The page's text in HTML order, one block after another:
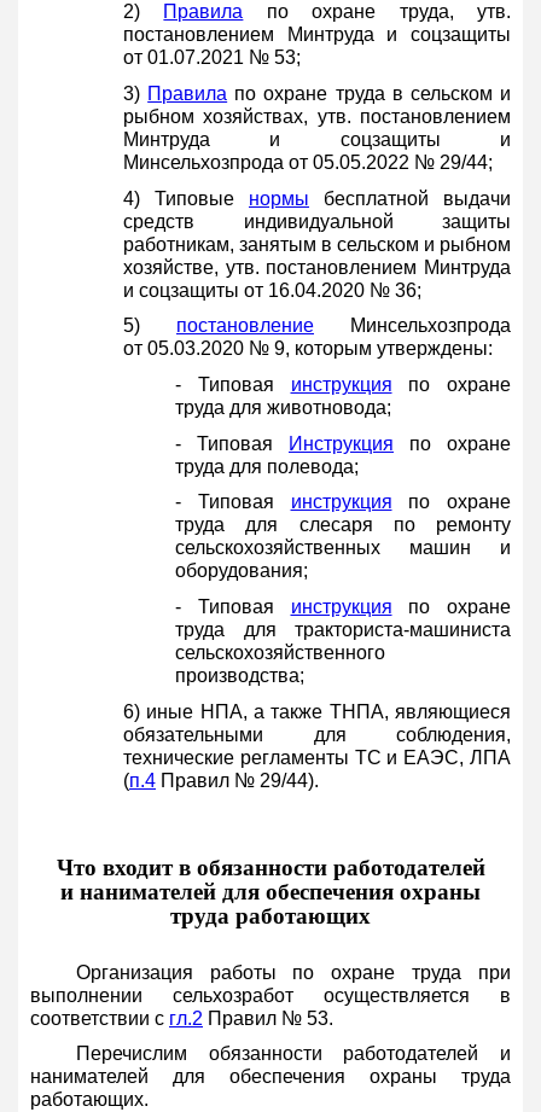
2) Правила по охране труда, утв.
постановлением Минтруда и соцзащиты
от 01.07.2021 № 53;
3) Правила по охране труда в сельском и
рыбном хозяйствах, утв. постановлением
Минтруда и соцзащиты и
Минсельхозпрода от 05.05.2022 № 29/44;
4) Типовые нормы бесплатной выдачи
средств индивидуальной защиты
работникам, занятым в сельском и рыбном
хозяйстве, утв. постановлением Минтруда
и соцзащиты от 16.04.2020 № 36;
5) постановление Минсельхозпрода
от 05.03.2020 № 9, которым утверждены:
- Типовая инструкция по охране
труда для животновода;
- Типовая
Инструкция по охране
труда для полевода;
- Типовая инструкция по охране
труда для слесаря по ремонту
сельскохозяйственных машин и
оборудования;
- Типовая инструкция по охране
труда для тракториста-машиниста
сельскохозяйственного
производства;
6) иные НПА, а также ТНПА, являющиеся
обязательными для соблюдения,
технические регламенты ТС и ЕАЭС, ЛПА
(п.4 Правил № 29/44).
Что входит в обязанности работодателей
и нанимателей для обеспечения охраны
труда работающих
Организация работы по охране труда при
выполнении сельхозработ осуществляется в
соответствии с гл.2 Правил № 53.
Перечислим обязанности работодателей и
нанимателей для обеспечения охраны труда
работающих.